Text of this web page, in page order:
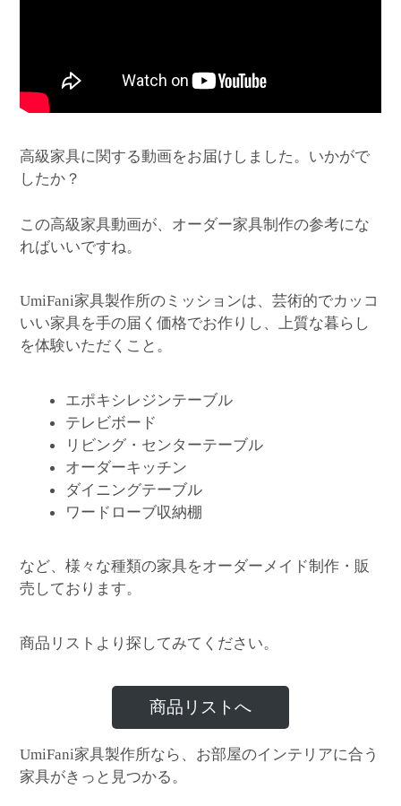
高級家具に関する動画をお届けしました。いかがで
したか？
この高級家具動画が、オーダー家具制作の参考にな
ればいいですね。
UmiFani家具製作所のミッションは、芸術的でカッコ
いい家具を手の届く価格でお作りし、上質な暮らし
を体験いただくこと。
エポキシレジンテーブル
テレビボード
リビング・センターテーブル
オーダーキッチン
ダイニングテーブル
ワードローブ収納棚
など、様々な種類の家具をオーダーメイド制作・販
売しております。
商品リストより探してみてください。
商品リストへ
UmiFani家具製作所なら、お部屋のインテリアに合う
家具がきっと見つかる。